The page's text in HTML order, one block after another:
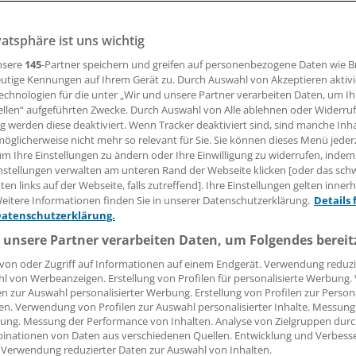
im Vorjahr 935 Millionen Euro in die Scheuer – neuer
Staeck
09:37 Uhr
der Kassenarten
Das AOK-System hat im Vorjahr einen
Das entspricht fast drei Viertel des
Kassen 2016 eingefahren haben.
Quartal hat das Plus im Vergleich zum September-
Euro zugelegt. Aus Sicht des AOK-Bundesverbands
ist uns wichtig
145-Partner speichern und greifen auf personenbezogene Daten wie
Kennungen auf Ihrem Gerät zu. Durch Auswahl von Akzeptieren
für die unter „Wir und unsere Partner verarbeiten Daten, um
aufgeführten Zwecke. Durch Auswahl von Alle ablehnen oder
werden diese deaktiviert. Wenn Tracker deaktiviert sind, sind manche
nicht mehr so relevant für Sie. Sie können dieses Menü
Ihre Einstellungen zu ändern oder Ihre Einwilligung zu widerrufen, indem
verwalten am unteren Rand der Webseite klicken [oder das
links auf der Webseite, falls zutreffend]. Ihre Einstellungen gelten
Informationen finden Sie in unserer Datenschutzerklärung. Details
Partner verarbeiten Daten, um Folgendes
oder Zugriff auf Informationen auf einem Endgerät. Verwendung
von Werbeanzeigen. Erstellung von Profilen für personalisierte
zur Auswahl personalisierter Werbung. Erstellung von Profilen zur
Verwendung von Profilen zur Auswahl personalisierter Inhalte.
Messung der Performance von Inhalten. Analyse von Zielgruppen
von Daten aus verschiedenen Quellen. Entwicklung und
reduzierter Daten zur Auswahl von Inhalten.